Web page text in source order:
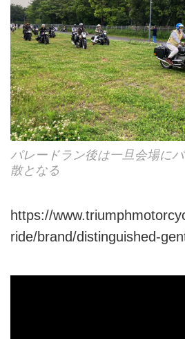
パレードラン後は一旦会場に
散となる
https://
ride/brand/distinguished-